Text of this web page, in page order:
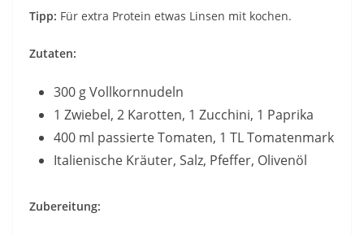
Tipp: Für extra Protein etwas Linsen mit kochen.
Zutaten:
300 g Vollkornnudeln
1 Zwiebel, 2 Karotten, 1 Zucchini, 1 Paprika
400 ml passierte Tomaten, 1 TL Tomatenmark
Italienische Kräuter, Salz, Pfeffer, Olivenöl
Zubereitung: